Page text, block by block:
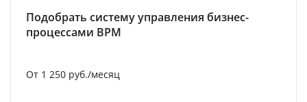
Подобрать систему управления бизнес-
процессами BPM
От 1 250 руб./месяц